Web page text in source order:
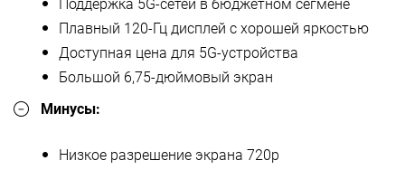
Поддержка 5G-сетей в бюджетном сегмене
Плавный 120-Гц дисплей с хорошей яркостью
Доступная цена для 5G-устройства
Большой 6,75-дюймовый экран
Минусы:
Низкое разрешение экрана 720p